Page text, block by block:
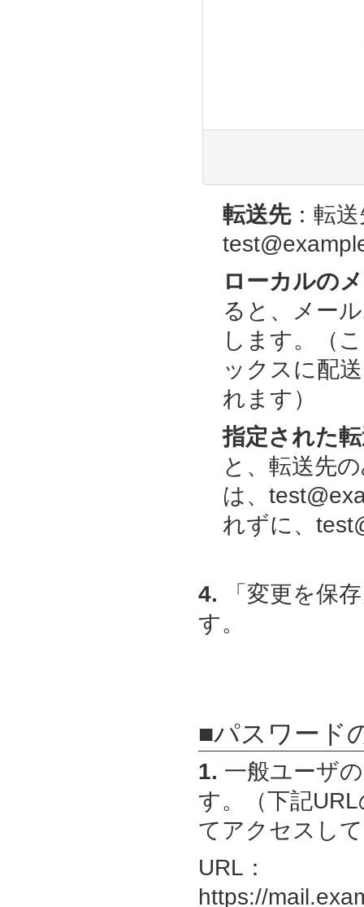
転送先：転
ローカルの
ると、メー
します。（
ックスに配
れます）
指定された
と、転送先
は、
れずに、
4. 「変更を保
す。
■パスワード
1. 一般ユーザ
す。（下記
てアクセスし
URL：
https://